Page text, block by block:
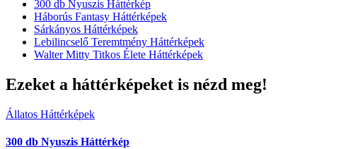
300 db Nyuszis Háttérkép
Háborús Fantasy Háttérképek
Sárkányos Háttérképek
Lebilincselő Teremtmény Háttérképek
Walter Mitty Titkos Élete Háttérképek
Ezeket a háttérképeket is nézd meg!
Állatos Háttérképek
300 db Nyuszis Háttérkép